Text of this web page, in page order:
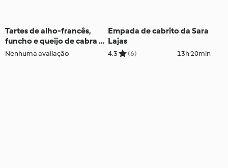
Tartes de alho-francês,
funcho e queijo de cabra -
TM5
Nenhuma avaliação
Empada de cabrito da Sara
Lajas
4.3 (6) 13h 20min